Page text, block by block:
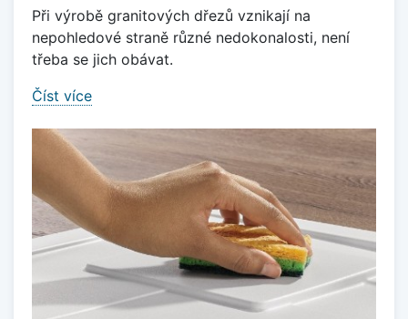
Při výrobě granitových dřezů vznikají na
nepohledové straně různé nedokonalosti, není
třeba se jich obávat.
Číst více